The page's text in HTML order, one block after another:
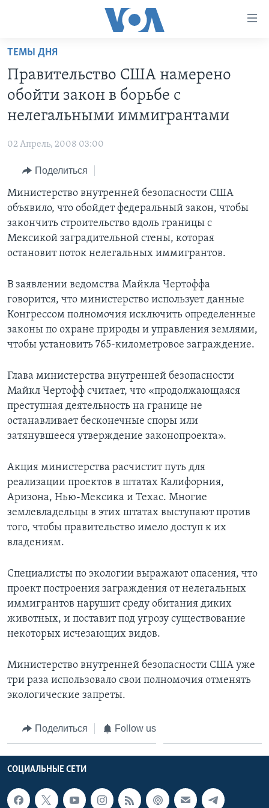
Перейти
основной
контент
основной
навигации
Перейти
поиск
ПРОГРАММЫ
ИТОГИ
ПОЧЕМУ ЭТО ВАЖНО?
ДИСКУССИЯ VOA
ДЕТАЛИ
НЬЮ-ЙОРК NEW YORK
АМЕРИКА. БОЛЬШОЕ ПУТЕШЕСТВИЕ
НАША АМЕРИКАНСКАЯ ИСТОРИЯ
А КАК В АМЕРИКЕ?
АРТЕФАКТЫ
АМЕРИКАНСКИЕ ГОРОДКИ
ТЕСТЫ
ИНТЕРВЬЮ
ФАКТЫ ПРОТИВ ФЕЙКОВ
ЗА СВОБОДУ ПРЕССЫ
УЧИМ АНГЛИЙСКИЙ
ВИДЕО
ПОДПИСКА НА НОВОСТИ
Learning English
СОЦИАЛЬНЫЕ СЕТИ
Языки
ТЕМЫ ДНЯ
Правительство США намерено
обойти закон в борьбе с
нелегальными иммигрантами
02 Апрель, 2008 03:00
Поделиться
Министерство внутренней безопасности США
объявило, что обойдет федеральный закон, чтобы
закончить строительство вдоль границы с
Мексикой заградительной стены, которая
остановит поток нелегальных иммигрантов.
В заявлении ведомства Майкла Чертоффа
говорится, что министерство использует данные
Конгрессом полномочия исключить определенные
законы по охране природы и управления землями,
чтобы установить 765-километровое заграждение.
Глава министерства внутренней безопасности
Майкл Чертофф считает, что «продолжающаяся
преступная деятельность на границе не
останавливает бесконечные споры или
затянувшееся утверждение законопроекта».
Акция министерства расчистит путь для
реализации проектов в штатах Калифорния,
Аризона, Нью-Мексика и Техас. Многие
землевладельцы в этих штатах выступают против
того, чтобы правительство имело доступ к их
владениям.
Специалисты по экологии выражают опасения, что
проект построения заграждения от нелегальных
иммигрантов нарушит среду обитания диких
животных, и поставит под угрозу существование
некоторых исчезающих видов.
Министерство внутренней безопасности США уже
три раза использовало свои полномочия отменять
экологические запреты.
Поделиться Follow us
СОЦИАЛЬНЫЕ СЕТИ